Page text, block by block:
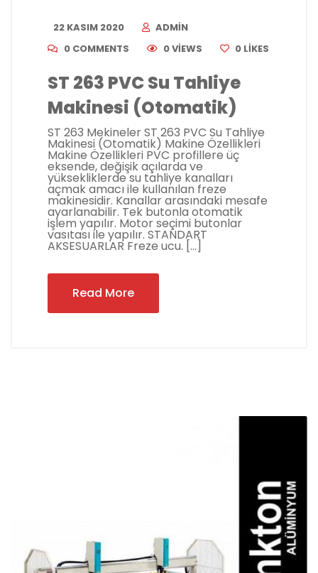
22 KASIM 2020
ADMIN
0 COMMENTS
0 VIEWS 0 LIKES
ST 263 PVC Su Tahliye
Makinesi (Otomatik)
ST 263 Mekineler ST 263 PVC Su Tahliye
Makinesi (Otomatik) Makine Özellikleri
Makine Özellikleri PVC profillere üç
eksende, değişik açılarda ve
yüksekliklerde su tahliye kanalları
açmak amacı ile kullanılan freze
makinesidir. Kanallar arasındaki mesafe
ayarlanabilir. Tek butonla otomatik
işlem yapılır. Motor seçimi butonlar
vasıtası ile yapılır. STANDART
AKSESUARLAR Freze ucu. […]
Read More